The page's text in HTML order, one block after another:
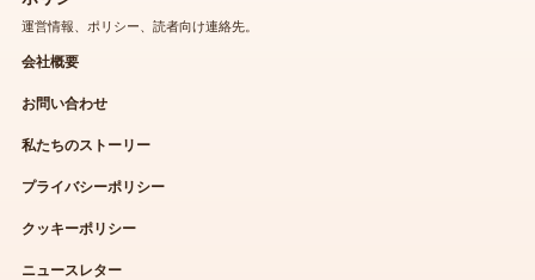
運営情報、ポリシー、読者向け連絡先。
会社概要
お問い合わせ
私たちのストーリー
プライバシーポリシー
クッキーポリシー
ニュースレター